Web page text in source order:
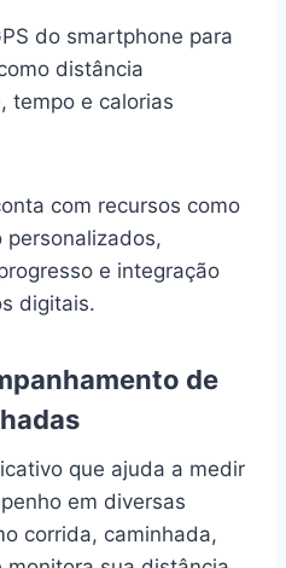
do smartphone para
distância
tempo e calorias
com recursos como
personalizados,
e integração
digitais.
de
que ajuda a medir
em diversas
corrida, caminhada,